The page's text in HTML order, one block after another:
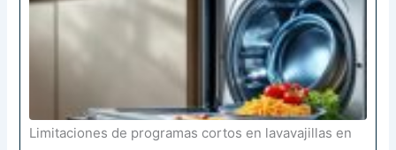
Limitaciones de programas cortos en lavavajillas en